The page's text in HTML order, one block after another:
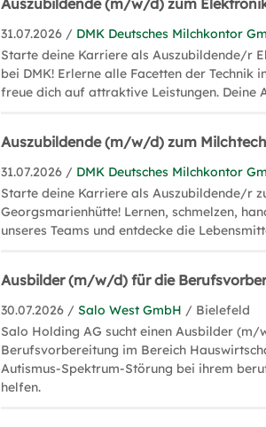
Auszubildende (m/w/d) zum
31.07.2026 / DMK Deutsches Milchkontor
Starte deine Karriere als Auszubildende/r
bei DMK! Erlerne alle Facetten der Technik
freue dich auf attraktive Leistungen. Deine
Auszubildende (m/w/d) zum
31.07.2026 / DMK Deutsches Milchkontor
Starte deine Karriere als Auszubildende/r
Georgsmarienhütte! Lernen, schmelzen,
unseres Teams und entdecke die
Ausbilder (m/w/d) für die
30.07.2026 /Salo West GmbH / Bielefeld
Salo Holding AG sucht einen Ausbilder
Berufsvorbereitung im Bereich
Autismus-Spektrum-Störung bei ihrem
helfen.